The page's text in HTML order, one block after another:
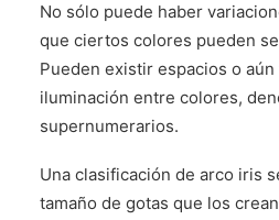
No sólo puede haber
que ciertos colores pueden
Pueden existir espacios o
iluminación entre colores,
supernumerarios.
Una clasificación de arco iris
tamaño de gotas que los